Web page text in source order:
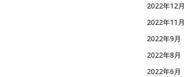
2022年12月
2022年11月
2022年9月
2022年8月
2022年6月